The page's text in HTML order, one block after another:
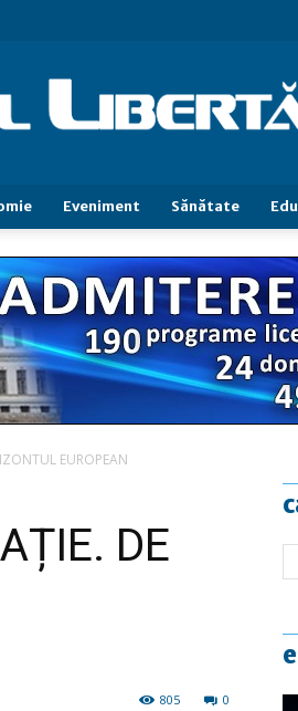
Cuvântul
Libertăţii
Eveniment Sănătate
EUROPEAN
DE
0
805